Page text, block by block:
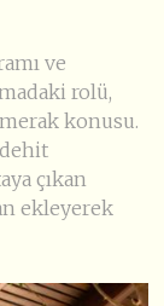
ve
rolü,
konusu.
çıkan
ekleyerek